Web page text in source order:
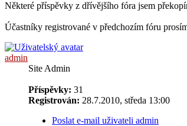
Některé příspěvky z dřívějšího fóra jsem
Účastníky registrované v předchozím fóru
admin
Site Admin
Příspěvky: 31
Registrován: 28.7.2010, středa 13:00
Poslat e-mail uživateli admin